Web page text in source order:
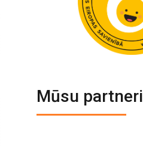
Mūsu partneri